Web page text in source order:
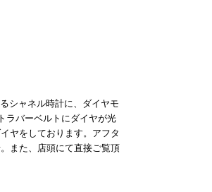
シャネル時計に、ダイヤモ
ラバーベルトにダイヤが光
ヤをしております。アフタ
また、店頭にて直接ご覧頂